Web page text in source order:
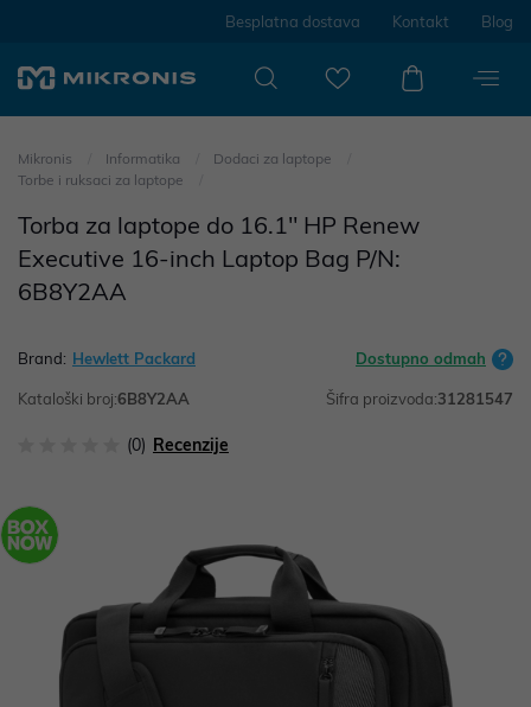
Besplatna dostava Kontakt Blog
Mikronis Informatika
Dodaci za laptope
Torbe i ruksaci za laptope
Torba za laptope do 16.1" HP Renew
Executive 16-inch Laptop Bag P/N:
6B8Y2AA
Brand: Hewlett Packard Dostupno odmah
Kataloški broj:6B8Y2AA Šifra proizvoda:31281547
(0) Recenzije